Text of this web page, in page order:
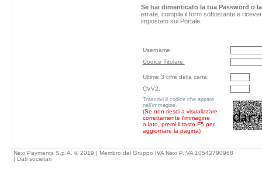
Se hai dimenticato la tua Password o
errate, compila il form sottostante e
impostato sul Portale.
Username:
Codice Titolare:
Ultime 3 cifre della carta:
CVV2:
Trascrivi il codice che appare
nell'immagine.
(Se non riesci a visualizzare
correttamente l'immagine
a lato, premi il tasto F5 per
aggiornare la pagina)
Nexi Payments S.p.A. © 2019 | Membro del Gruppo IVA Nexi P.IVA 10542790968
| Dati societari